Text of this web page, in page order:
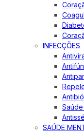
INFECÇÕES
Saúde
SAÚDE